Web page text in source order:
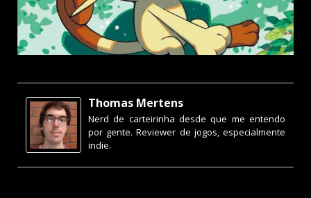
Thomas Mertens
Nerd de carteirinha desde que me entendo
por gente. Reviewer de jogos, especialmente
indie.